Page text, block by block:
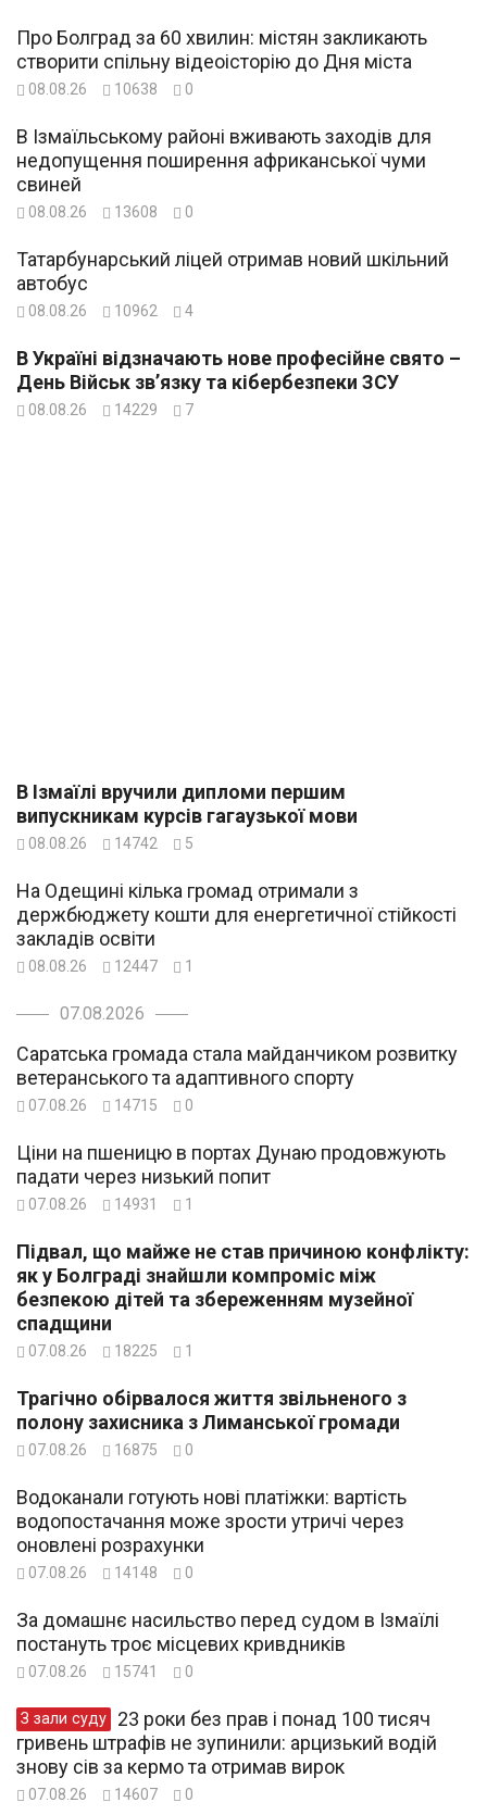
Про Болград за 60 хвилин: містян закликають
створити спільну відеоісторію до Дня міста
08.08.26 10638 0
В Ізмаїльському районі вживають заходів для
недопущення поширення африканської чуми
свиней
08.08.26 13608 0
Татарбунарський ліцей отримав новий шкільний
автобус
08.08.26 10962 4
В Україні відзначають нове професійне свято –
День Військ зв’язку та кібербезпеки ЗСУ
08.08.26 14229 7
В Ізмаїлі вручили дипломи першим
випускникам курсів гагаузької мови
08.08.26 14742 5
На Одещині кілька громад отримали з
держбюджету кошти для енергетичної стійкості
закладів освіти
08.08.26 12447 1
07.08.2026
Саратська громада стала майданчиком розвитку
ветеранського та адаптивного спорту
07.08.26 14715 0
Ціни на пшеницю в портах Дунаю продовжують
падати через низький попит
07.08.26 14931 1
Підвал, що майже не став причиною конфлікту:
як у Болграді знайшли компроміс між
безпекою дітей та збереженням музейної
спадщини
07.08.26 18225 1
Трагічно обірвалося життя звільненого з
полону захисника з Лиманської громади
07.08.26 16875 0
Водоканали готують нові платіжки: вартість
водопостачання може зрости утричі через
оновлені розрахунки
07.08.26 14148 0
За домашнє насильство перед судом в Ізмаїлі
постануть троє місцевих кривдників
07.08.26 15741 0
З зали суду
гривень штрафів не зупинили: арцизький водій
знову сів за кермо та отримав вирок
07.08.26 14607 0